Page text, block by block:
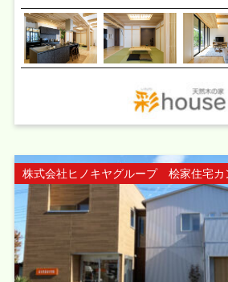
株式会社ヒノキヤグループ 桧家住宅カ